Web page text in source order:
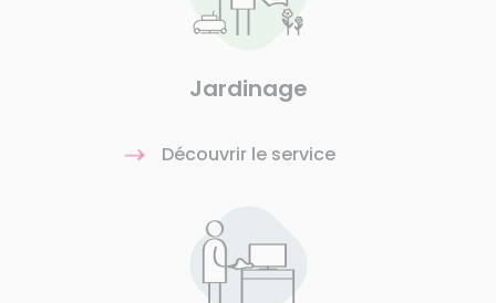
Jardinage
Découvrir le service